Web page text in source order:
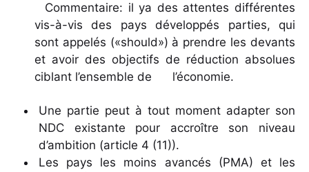
Commentaire: il ya des attentes différentes
vis-à-vis des pays développés parties, qui
sont appelés («should») à prendre les devants
et avoir des objectifs de réduction absolues
ciblant l’ensemble de l’économie.
Une partie peut à tout moment adapter son
NDC existante pour accroître son niveau
d’ambition (article 4 (11)).
Les pays les moins avancés (PMA) et les